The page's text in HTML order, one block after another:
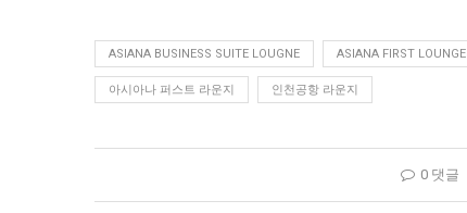
ASIANA BUSINESS SUITE LOUGNE ASIANA FIRST LOUNGE
아시아나 퍼스트 라운지 인천공항 라운지
0 댓글